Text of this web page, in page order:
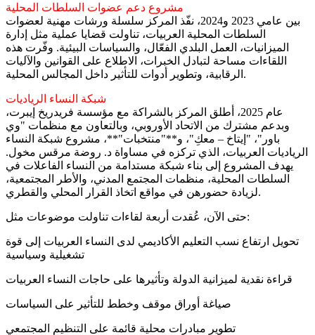
مشروع دعم عضوات السلطات المحلية
بين عامي 2023 و2024، نفّذ المركز سلسلة ورشات مهنية لعضوات
السلطات المحلية العربيات، تناولت قضايا عملية مثل إدارة
الميزانيات، العمل البلدي الفعّال، والسياسات البيئية. وفّرت هذه
اللقاءات مساحة لتبادل الخبرات، الاطلاع على القوانين والآليات
الرقابية، وتطوير أدوات للتأثير داخل المجالس المحلية.
شبكة النساء الرياديات
عام 2025، أطلق المركز بالشراكة مع مؤسسة فريدريخ إيبرت،
وبدعم مشترك من الاتحاد الأوروبي، وبالتعاون مع منظمات "وي
باور"، "إيتاخ – معكِ"، و**"منتخبات"**، مشروع شبكة النساء
الرياديات العربيات، الذي تركزه في مساواة د. روضة مرقس مخول.
يهدف المشروع إلى بناء شبكة مستدامة من النساء الفاعلات في
السلطات المحلية، منظمات المجتمع المدني، والأطر المجتمعية،
لزيادة حضورهن في مواقع اتخاذ القرار المحلي والقطري.
حتى الآن، عُقدت أربعة لقاءات تناولت موضوعات مثل:
تحويل ارتفاع نسب التعليم الأكاديمي لدى النساء العربيات إلى قوة
تشغيلية وسياسية
قراءة نقدية لميزانية الدولة وتأثيرها على حاجات النساء العربيات
صياغة أوراق موقف وخطط للتأثير على السياسات
تطوير مبادرات محلية قائمة على التنظيم المجتمعي